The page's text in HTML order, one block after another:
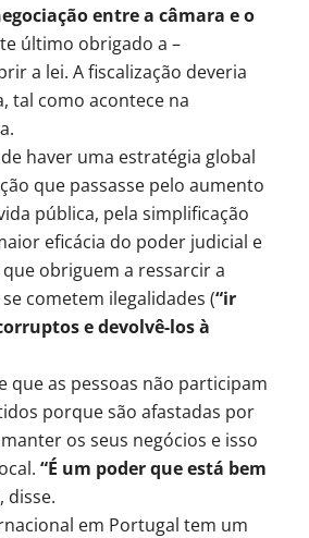
entre a câmara e o
último obrigado a –
a lei. A fiscalização deveria
tal como acontece na
haver uma estratégia global
que passasse pelo aumento
pública, pela simplificação
eficácia do poder judicial e
obriguem a ressarcir a
cometem ilegalidades (“ir
e devolvê-los à
que as pessoas não participam
porque são afastadas por
os seus negócios e isso
“É um poder que está bem
, disse.
em Portugal tem um